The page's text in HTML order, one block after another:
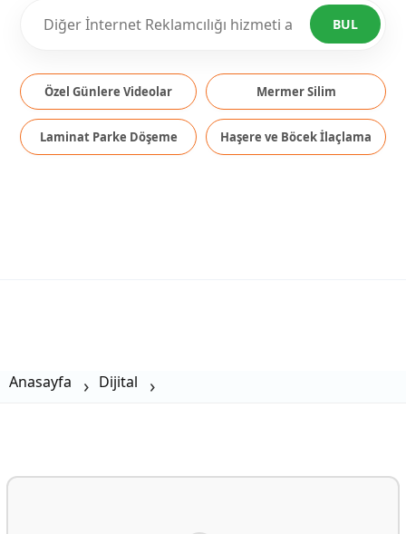
BUL
Özel Günlere Videolar Mermer Silim
Laminat Parke Döşeme Haşere ve Böcek İlaçlama
Anasayfa Dijital